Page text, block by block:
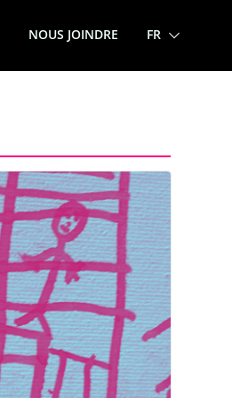
NOUS JOINDRE FR